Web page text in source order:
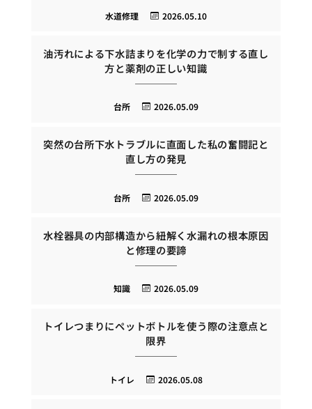
2026.05.10
水道修理
油汚れによる下水詰まりを化学の力で制する直し
方と薬剤の正しい知識
2026.05.09
台所
突然の台所下水トラブルに直面した私の奮闘記と
直し方の発見
2026.05.09
台所
水栓器具の内部構造から紐解く水漏れの根本原因
と修理の要諦
2026.05.09
知識
トイレつまりにペットボトルを使う際の注意点と
限界
2026.05.08
トイレ